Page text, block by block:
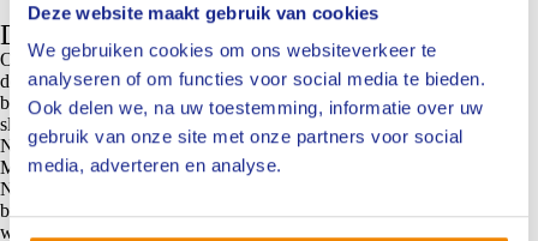
Deze website maakt gebruik van cookies
We gebruiken cookies om ons websiteverkeer te
analyseren of om functies voor social media te bieden.
Ook delen we, na uw toestemming, informatie over uw
gebruik van onze site met onze partners voor social
media, adverteren en analyse.
De weg naar het NIVRE beroepsprofiel
Om meer duidelijkheid te krijgen over de NIVRE Register-Expert in
de personenschade en wat deze expert nu moet kunnen, wordt er een
beroepsprofiel opgesteld. Met een beroepsprofiel weten consumenten,
slachtoffers en opdrachtgevers zoals verzekeraars wat ze van de
NIVRE-experts kunnen verwachten.
Maar hoe krijgen we in dit brede speelveld nu duidelijk wat een
NIVRE-expert kan, moet en doet? De komende weken gaat het
branchebestuur Personenschade de markt ‘uitvragen’ met als doel te
weten te komen hoe iedereen zijn werk doet en in welke processen de